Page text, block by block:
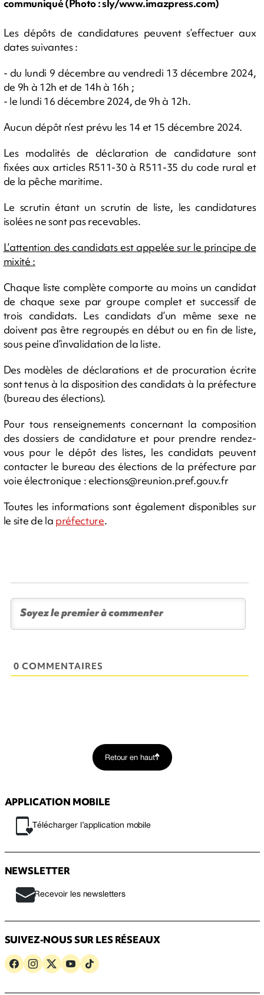
communiqué (Photo : sly/www.imazpress.com)
Les dépôts de candidatures peuvent s’effectuer aux
dates suivantes :
- du lundi 9 décembre au vendredi 13 décembre 2024,
de 9h à 12h et de 14h à 16h ;
- le lundi 16 décembre 2024, de 9h à 12h.
Aucun dépôt n’est prévu les 14 et 15 décembre 2024.
Les modalités de déclaration de candidature sont
fixées aux articles R511-30 à R511-35 du code rural et
de la pêche maritime.
Le scrutin étant un scrutin de liste, les candidatures
isolées ne sont pas recevables.
L’attention des candidats est appelée sur le principe de
mixité :
Chaque liste complète comporte au moins un candidat
de chaque sexe par groupe complet et successif de
trois candidats. Les candidats d’un même sexe ne
doivent pas être regroupés en début ou en fin de liste,
sous peine d’invalidation de la liste.
Des modèles de déclarations et de procuration écrite
sont tenus à la disposition des candidats à la préfecture
(bureau des élections).
Pour tous renseignements concernant la composition
des dossiers de candidature et pour prendre rendez-
vous pour le dépôt des listes, les candidats peuvent
contacter le bureau des élections de la préfecture par
voie électronique : elections@reunion.pref.gouv.fr
Toutes les informations sont également disponibles sur
le site de la préfecture.
0 COMMENTAIRES
Retour en haut
APPLICATION MOBILE
Télécharger l’application mobile
NEWSLETTER
Recevoir les newsletters
SUIVEZ-NOUS SUR LES RÉSEAUX